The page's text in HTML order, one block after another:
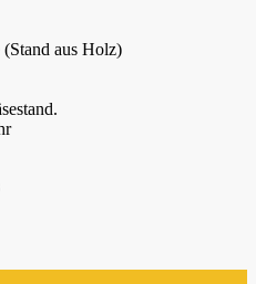
(Stand aus Holz)